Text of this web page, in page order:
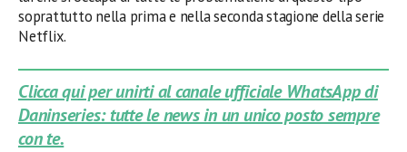
soprattutto nella prima e nella seconda stagione della serie
Netflix.
Clicca qui per unirti al canale ufficiale WhatsApp di
Daninseries: tutte le news in un unico posto sempre
con te.